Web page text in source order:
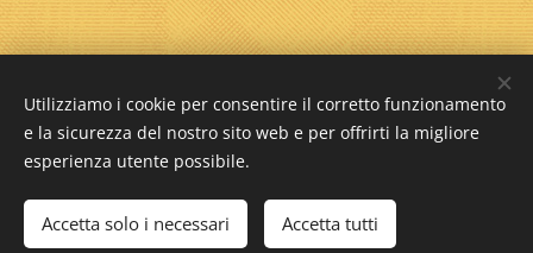
A piccoli passijournalblog
Creato con Webnode Cookies
Crea il tuo sito web gratis! Inizia
Utilizziamo i cookie per consentire il corretto funzionamento
e la sicurezza del nostro sito web e per offrirti la migliore
esperienza utente possibile.
Accetta solo i necessari Accetta tutti